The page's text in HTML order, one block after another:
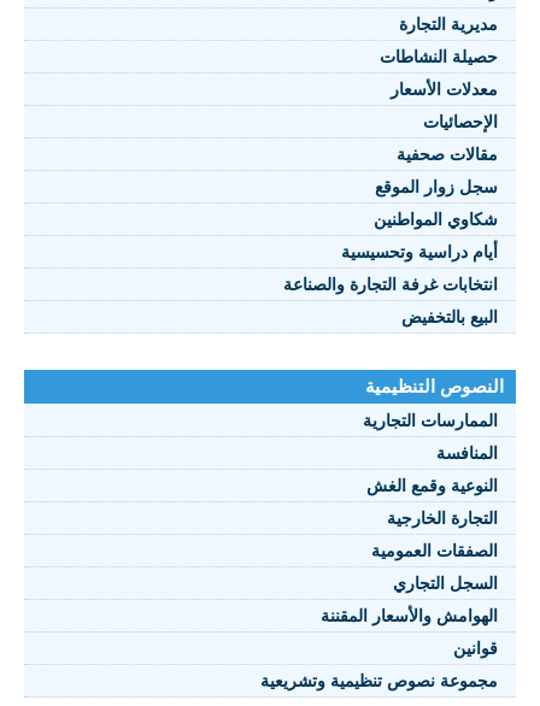
2021
التجارة
النشاطات
الأسعار
صحفية
زوار الموقع
المواطنين
دراسية وتحسيسية
غرفة التجارة والصناعة
بالتخفيض
التنظيمية
التجارية
وقمع الغش
الخارجية
العمومية
التجاري
والأسعار المقننة
نصوص تنظيمية وتشريعية